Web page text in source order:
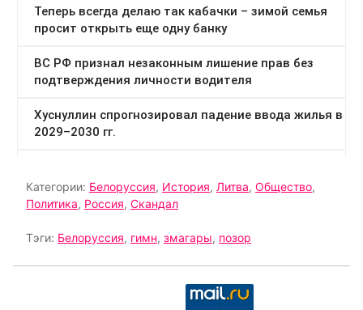
Категории: Белоруссия, История, Литва, Общество,
Политика, Россия, Скандал
Тэги: Белоруссия, гимн, змагары, позор